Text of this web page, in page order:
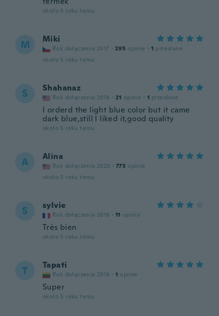
około 5 roku temu
M Miki
Rok dołączenia 2017 · 295 opinie · 1 przesłane
około 5 roku temu
S Shahanaz
Rok dołączenia 2018 · 21 opinie · 1 przesłane
I orderd the light blue color but it came
dark blue,still I liked it,good quality
około 5 roku temu
A Alina
Rok dołączenia 2020 · 773 opinie
około 5 roku temu
S sylvie
Rok dołączenia 2016 · 11 opinie
Très bien
około 5 roku temu
T Tapati
Rok dołączenia 2019 · 1 opinie
Super
około 5 roku temu